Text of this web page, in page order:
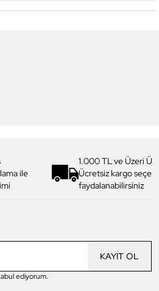
ile
1.000 TL ve Üzeri
Ücretsiz kargo
faydalanabilirsiniz
KAYIT OL
ediyorum.